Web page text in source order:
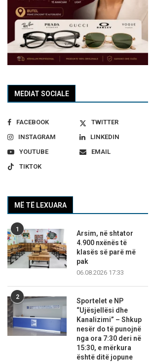
MEDIAT SOCIALE
FACEBOOK
TWITTER
INSTAGRAM
LINKEDIN
YOUTUBE
EMAIL
TIKTOK
MË TË LEXUARA
1
Arsim, në shtator
4.900 nxënës të
klasës së parë më
pak
06.08.2026 17:33
2
Sportelet e NP
“Ujësjellësi dhe
Kanalizimi” – Shkup
nesër do të punojnë
nga ora 7:30 deri në
15:30, e mërkura
është ditë jopune